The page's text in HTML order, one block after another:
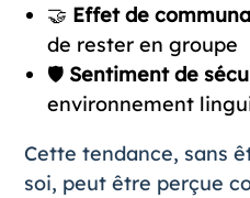
🤝 Effet de
de rester en groupe
🛡️ Sentiment de
environnement
Cette tendance, sans
soi, peut être perçue